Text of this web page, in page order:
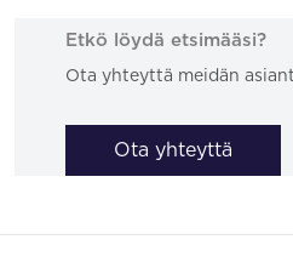
Etkö löydä etsimääsi?
Ota yhteyttä meidän
Ota yhteyttä